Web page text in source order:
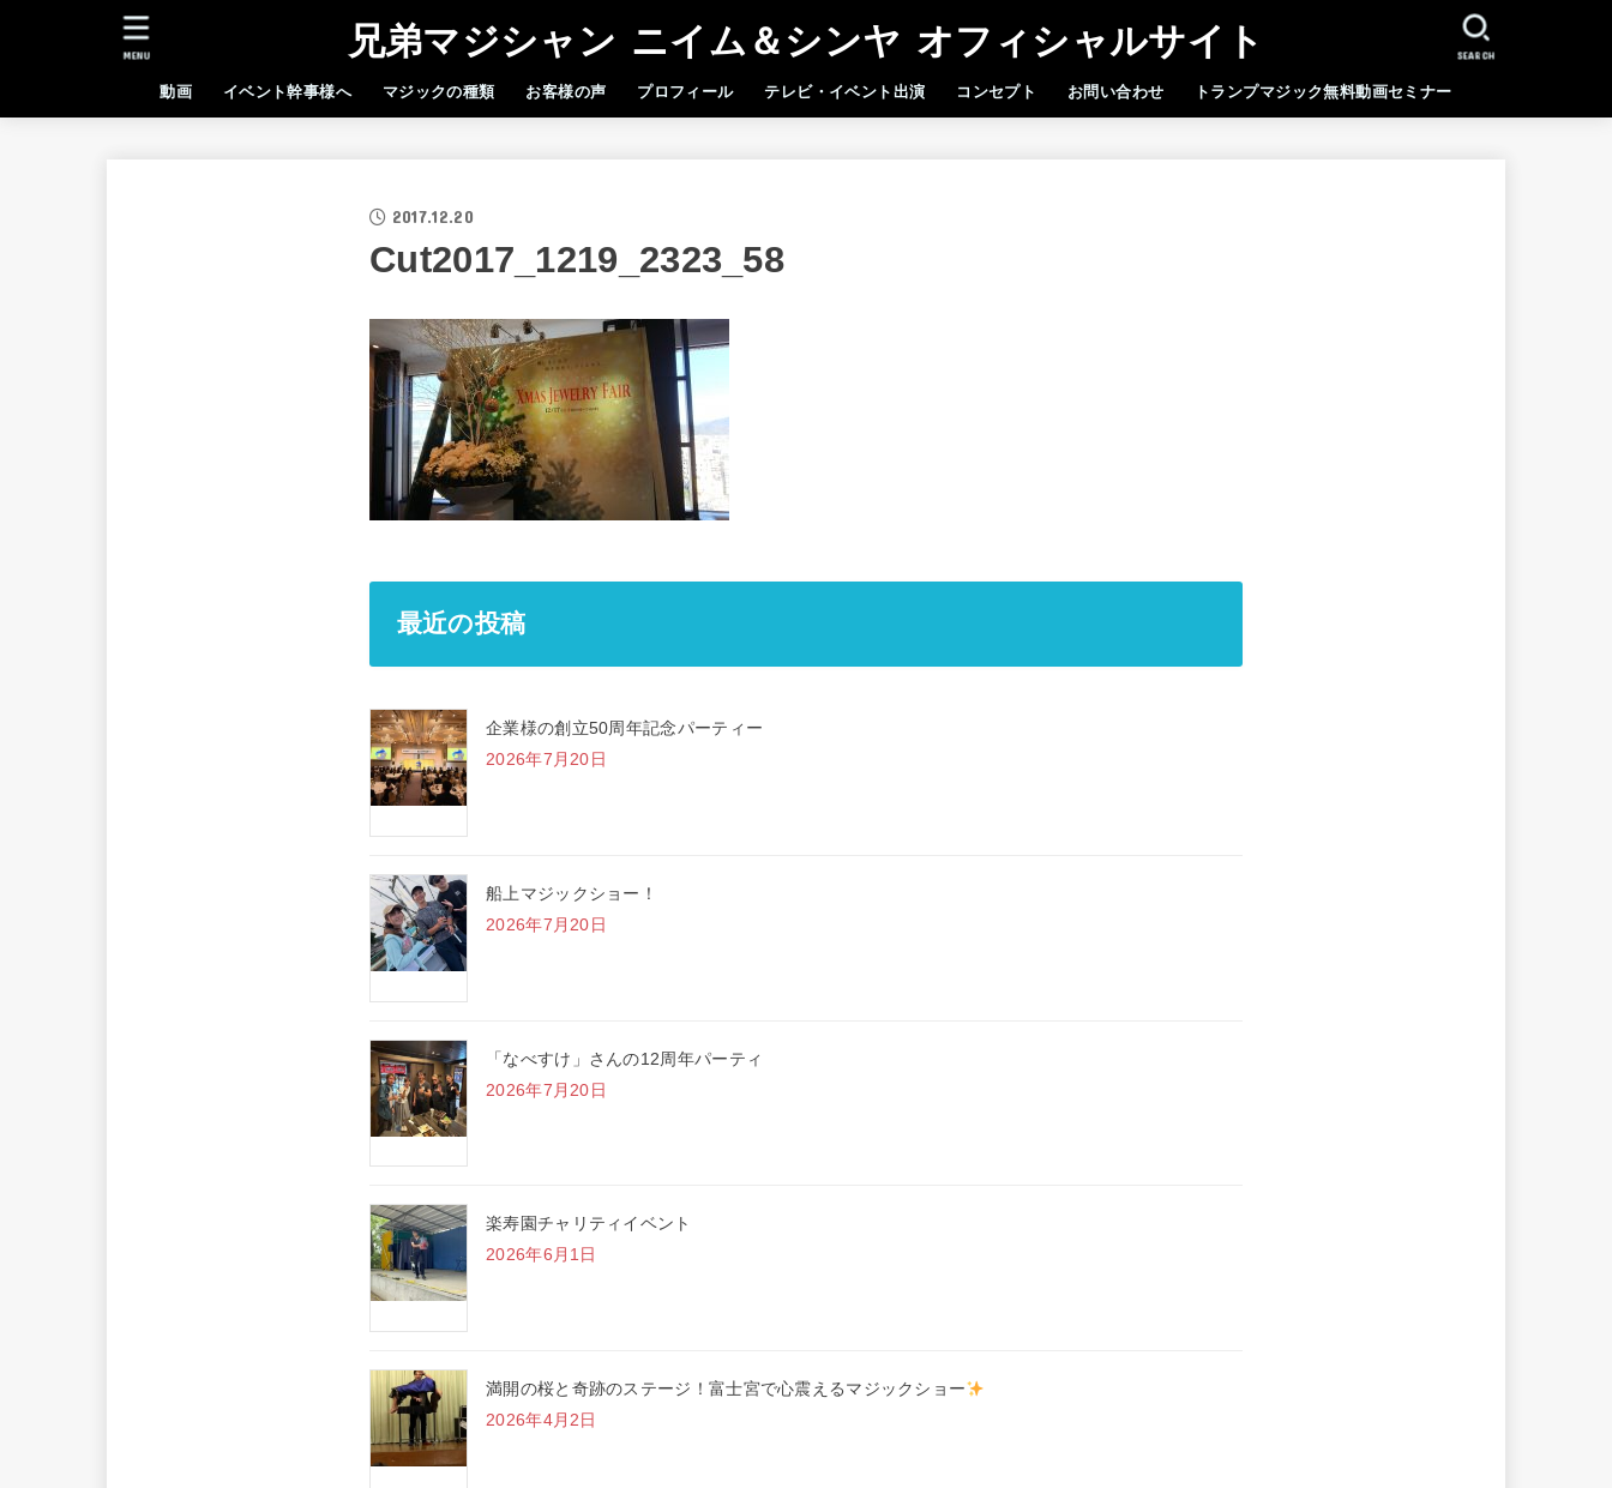
兄弟マジシャン ニイム＆シンヤ オフィシャルサイト
動画 イベント幹事様へ マジックの種類 お客様の声 プロフィール テレビ・イベント出演 コンセプト お問い合わせ トランプマジック無料動画セミナー
SEARCH
MENU
2017.12.20
Cut2017_1219_2323_58
最近の投稿
企業様の創立50周年記念パーティー
2026年7月20日
船上マジックショー！
2026年7月20日
「なべすけ」さんの12周年パーティ
2026年7月20日
楽寿園チャリティイベント
2026年6月1日
満開の桜と奇跡のステージ！富士宮で心震えるマジックショー
2026年4月2日